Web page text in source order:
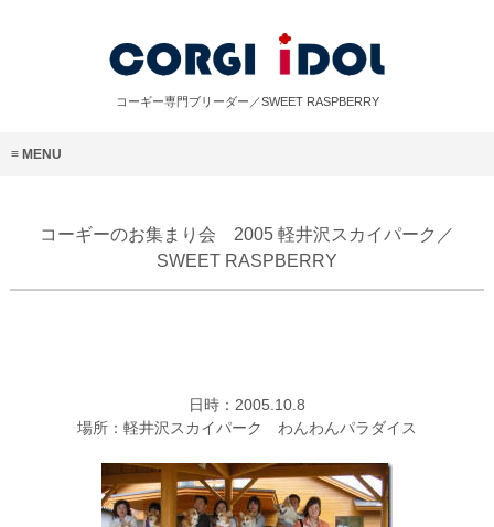
コーギー専門ブリーダー／SWEET RASPBERRY
MENU
コーギーのお集まり会 2005 軽井沢スカイパーク／
SWEET RASPBERRY
日時：2005.10.8
場所：軽井沢スカイパーク わんわんパラダイス